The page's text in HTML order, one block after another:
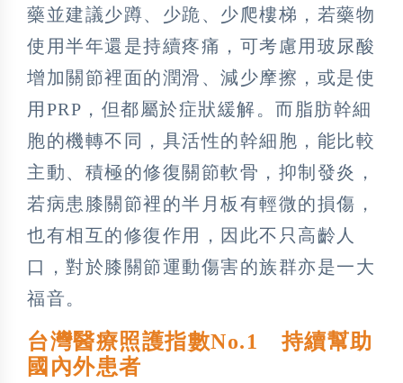
藥並建議少蹲、少跪、少爬樓梯，若藥物
使用半年還是持續疼痛，可考慮用玻尿酸
增加關節裡面的潤滑、減少摩擦，或是使
用PRP，但都屬於症狀緩解。而脂肪幹細
胞的機轉不同，具活性的幹細胞，能比較
主動、積極的修復關節軟骨，抑制發炎，
若病患膝關節裡的半月板有輕微的損傷，
也有相互的修復作用，因此不只高齡人
口，對於膝關節運動傷害的族群亦是一大
福音。
台灣醫療照護指數No.1 持續幫助
國內外患者